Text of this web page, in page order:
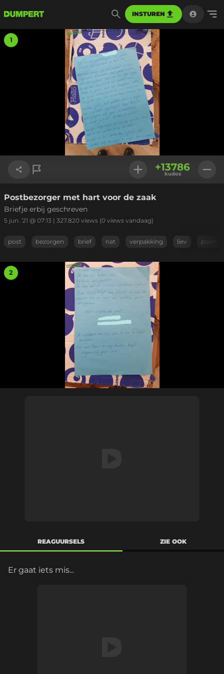
INSTUREN
1
Link kopiëren
+13786
kudos
Postbezorger met hart voor de zaak
Briefje erbij geschreven
5 jun. '21 @ 07:13 | 327.820 views (0 views vandaag)
post bezorgen brief nat verpakking liev
2
REAGUURSELS ZIE OOK
Er gaat iets mis...